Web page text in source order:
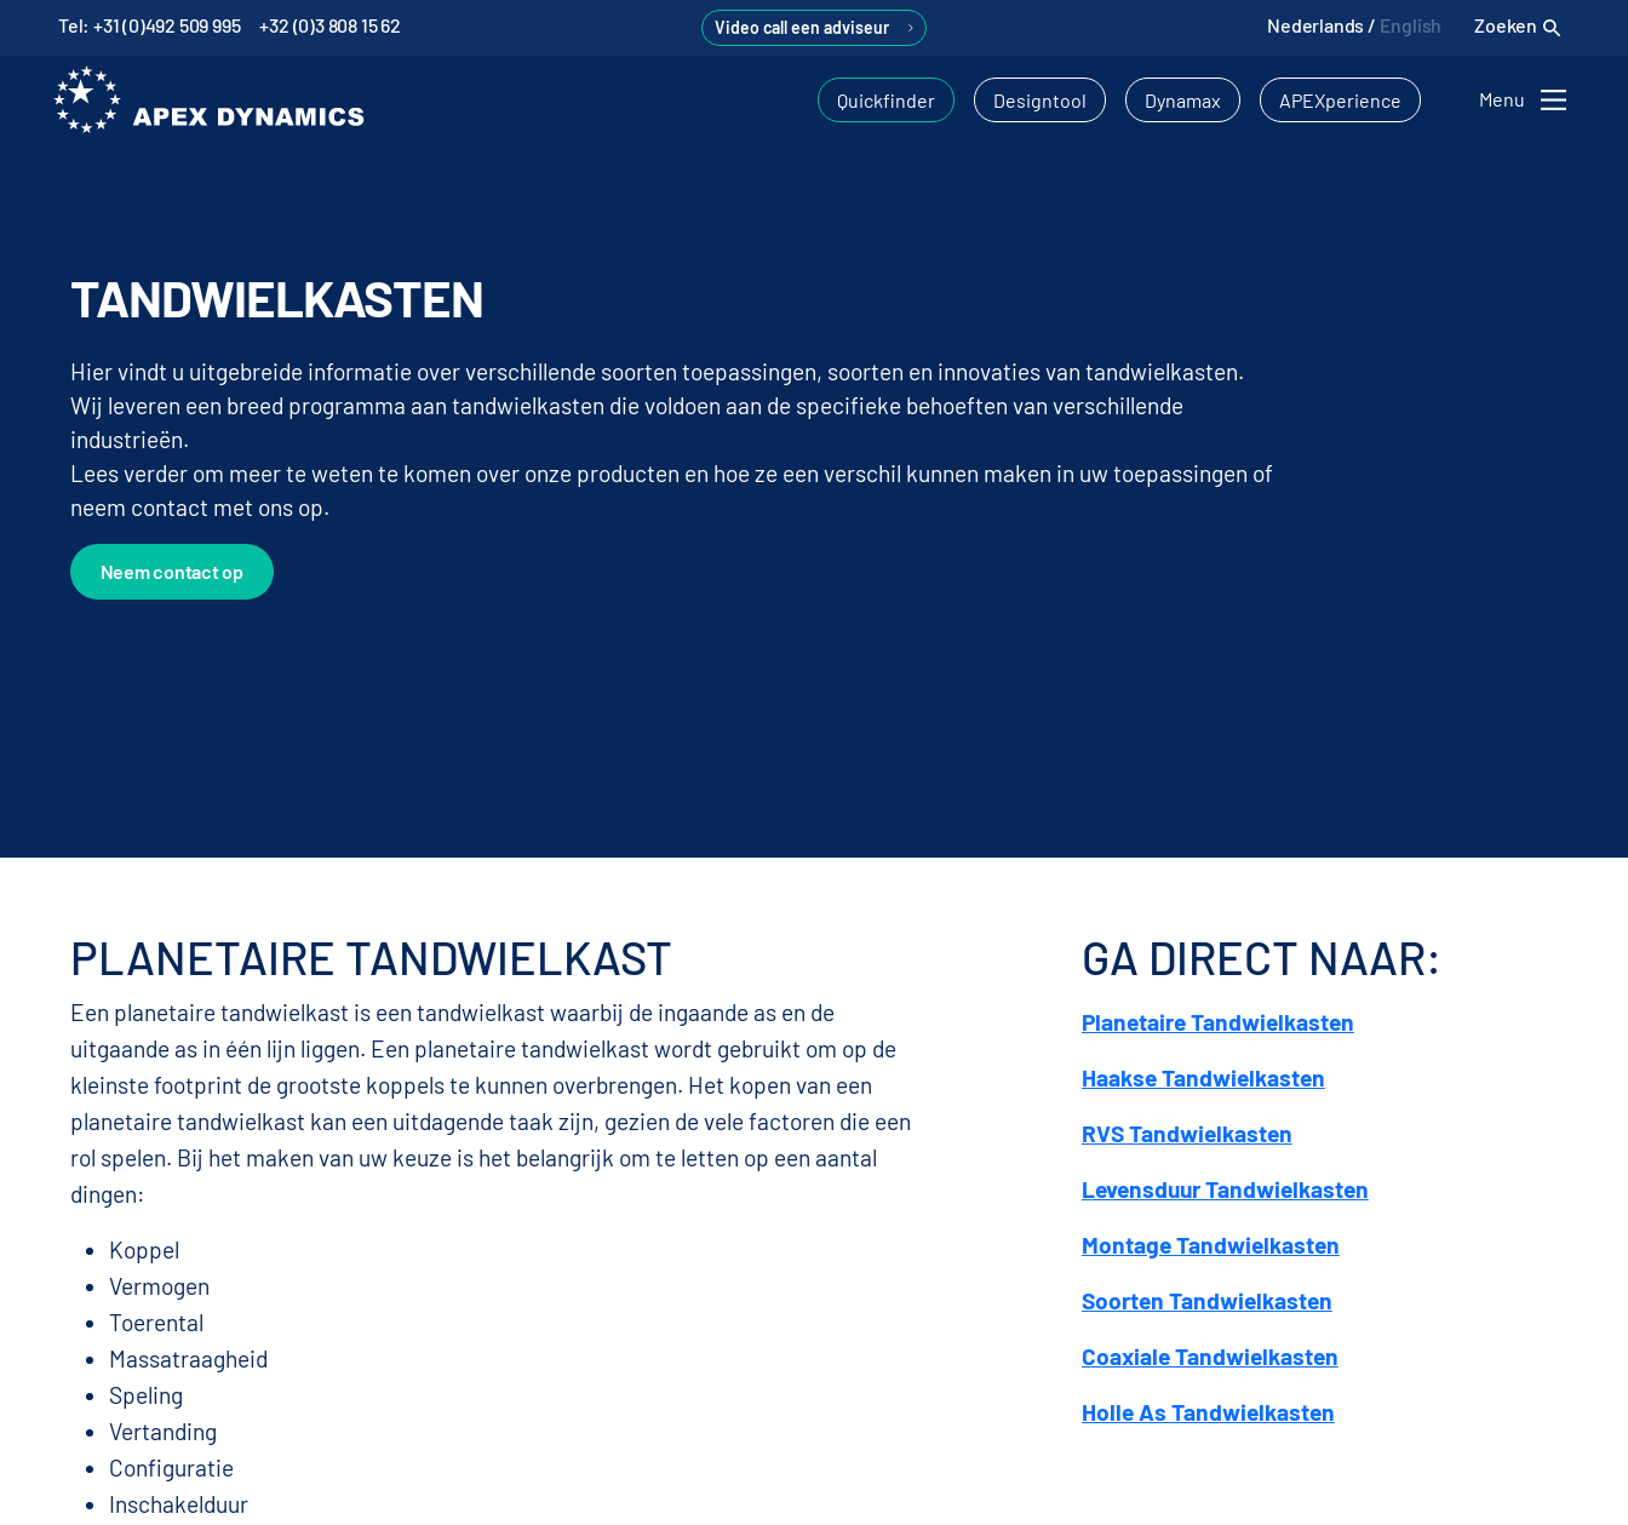
Tel: +31 (0)492 509 995 +32 (0)3 808 15 62 Video call een adviseur Nederlands / English Zoeken
Quickfinder Designtool Dynamax APEXperience Menu
TANDWIELKASTEN
Hier vindt u uitgebreide informatie over verschillende soorten toepassingen, soorten en innovaties van tandwielkasten.
Wij leveren een breed programma aan tandwielkasten die voldoen aan de specifieke behoeften van verschillende
industrieën.
Lees verder om meer te weten te komen over onze producten en hoe ze een verschil kunnen maken in uw toepassingen of
neem contact met ons op.
Neem contact op
PLANETAIRE TANDWIELKAST
Een planetaire tandwielkast is een tandwielkast waarbij de ingaande as en de
uitgaande as in één lijn liggen. Een planetaire tandwielkast wordt gebruikt om op de
kleinste footprint de grootste koppels te kunnen overbrengen. Het kopen van een
planetaire tandwielkast kan een uitdagende taak zijn, gezien de vele factoren die een
rol spelen. Bij het maken van uw keuze is het belangrijk om te letten op een aantal
dingen:
Koppel
Vermogen
Toerental
Massatraagheid
Speling
Vertanding
Configuratie
Inschakelduur
GA DIRECT NAAR:
Planetaire Tandwielkasten
Haakse Tandwielkasten
RVS Tandwielkasten
Levensduur Tandwielkasten
Montage Tandwielkasten
Soorten Tandwielkasten
Coaxiale Tandwielkasten
Holle As Tandwielkasten